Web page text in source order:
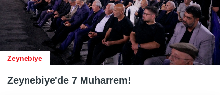
Zeynebiye
Zeynebiye'de 7 Muharrem!